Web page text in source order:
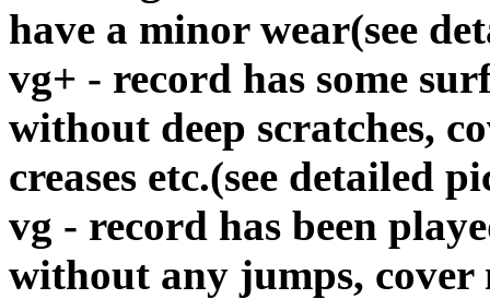
have a minor wear(see
vg+ - record has some
without deep scratches,
creases etc.(see detailed
vg - record has been
without any jumps, cover